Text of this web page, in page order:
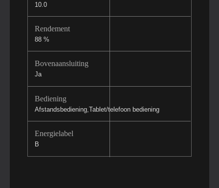
10.0
Rendement
88 %
Bovenaansluiting
Ja
Bediening
Afstandsbediening,Tablet/telefoon bediening
Energielabel
B